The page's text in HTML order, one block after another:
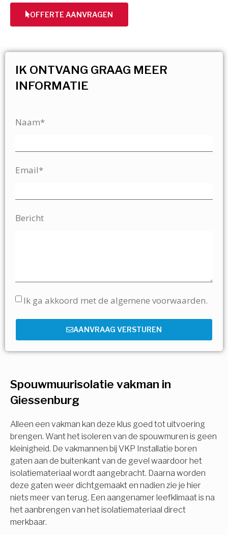
OFFERTE AANVRAGEN
Spouwmuurisolatie vakman in
Giessenburg
Alleen een vakman kan deze klus goed tot uitvoering
brengen. Want het isoleren van de spouwmuren is geen
kleinigheid. De vakmannen bij VKP Installatie boren
gaten aan de buitenkant van de gevel waardoor het
isolatiemateriaal wordt aangebracht. Daarna worden
deze gaten weer dichtgemaakt en nadien zie je hier
niets meer van terug. Een aangenamer leefklimaat is na
het aanbrengen van het isolatiemateriaal direct
merkbaar.
IK ONTVANG GRAAG MEER
INFORMATIE
Naam*
Email*
Bericht
Ik ga akkoord met de algemene voorwaarden.
AANVRAAG VERSTUREN